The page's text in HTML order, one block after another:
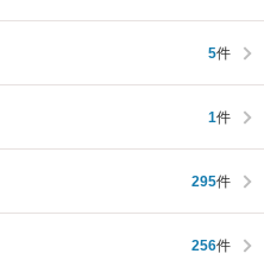
5件
1件
295件
256件